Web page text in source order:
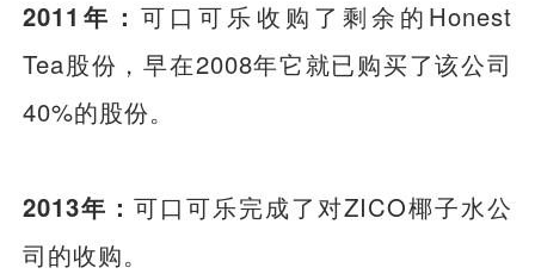
2011年：可口可乐收购了剩余的Honest
Tea股份，早在2008年它就已购买了该公司
40%的股份。
2013年：可口可乐完成了对ZICO椰子水公
司的收购。